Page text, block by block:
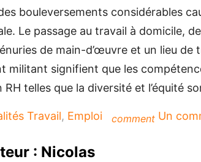
bouleversements considérables
Le passage au travail à domicile,
de main-d’œuvre et un lieu de
militant signifient que les
RH telles que la diversité et l’équité
Travail, Emploi comment Un
: Nicolas